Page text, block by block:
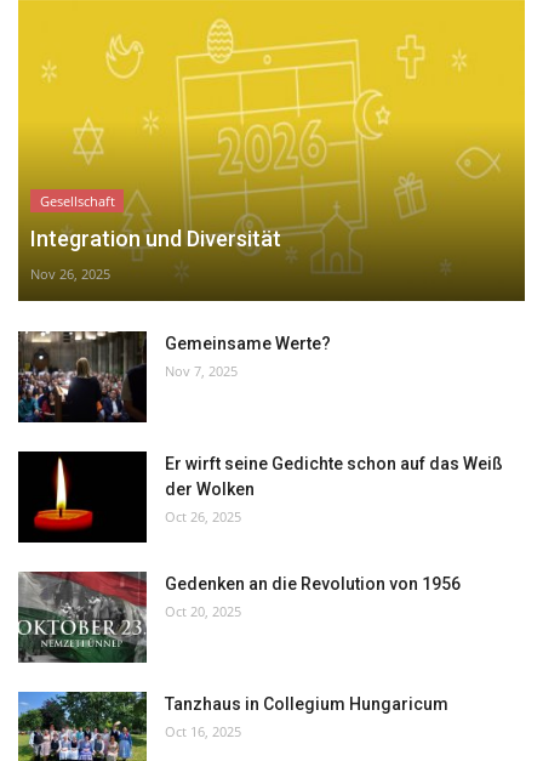
Gesellschaft
Integration und Diversität
Nov 26, 2025
Gemeinsame Werte?
Nov 7, 2025
Er wirft seine Gedichte schon auf das Weiß
der Wolken
Oct 26, 2025
Gedenken an die Revolution von 1956
Oct 20, 2025
Tanzhaus in Collegium Hungaricum
Oct 16, 2025